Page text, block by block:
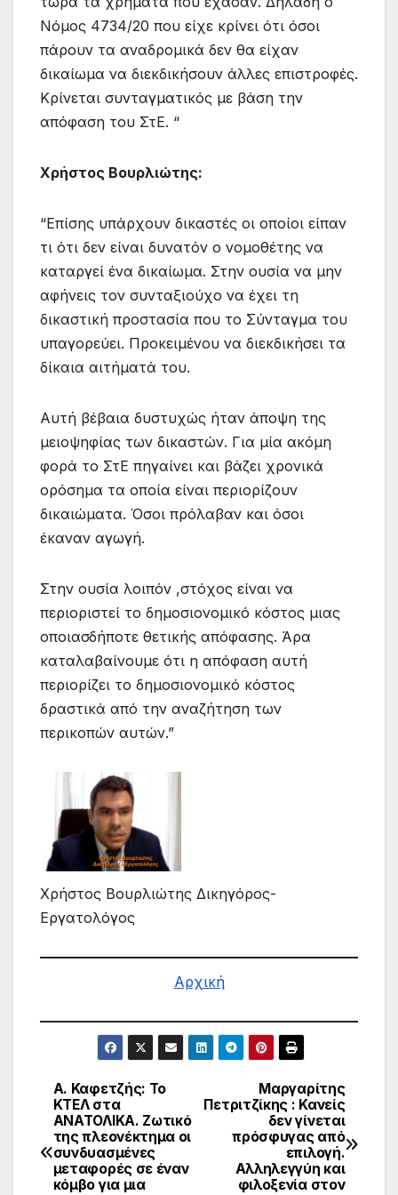
Νόμος 4734/20 που είχε κρίνει ότι όσοι
πάρουν τα αναδρομικά δεν θα είχαν
δικαίωμα να διεκδικήσουν άλλες επιστροφές.
Κρίνεται συνταγματικός με βάση την
απόφαση του ΣτΕ. “
Χρήστος Βουρλιώτης:
“Επίσης υπάρχουν δικαστές οι οποίοι είπαν
τι ότι δεν είναι δυνατόν ο νομοθέτης να
καταργεί ένα δικαίωμα. Στην ουσία να μην
αφήνεις τον συνταξιούχο να έχει τη
δικαστική προστασία που το Σύνταγμα του
υπαγορεύει. Προκειμένου να διεκδικήσει τα
δίκαια αιτήματά του.
Αυτή βέβαια δυστυχώς ήταν άποψη της
μειοψηφίας των δικαστών. Για μία ακόμη
φορά το ΣτΕ πηγαίνει και βάζει χρονικά
ορόσημα τα οποία είναι περιορίζουν
δικαιώματα. Όσοι πρόλαβαν και όσοι
έκαναν αγωγή.
Στην ουσία λοιπόν ,στόχος είναι να
περιοριστεί το δημοσιονομικό κόστος μιας
οποιασδήποτε θετικής απόφασης. Άρα
καταλαβαίνουμε ότι η απόφαση αυτή
περιορίζει το δημοσιονομικό κόστος
δραστικά από την αναζήτηση των
περικοπών αυτών.”
Χρήστος Βουρλιώτης Δικηγόρος-
Εργατολόγος
Αρχική
Πλοήγηση
άρθρων
Μαργαρίτης
Πετριτζίκης : Κανείς
δεν γίνεται
πρόσφυγας από
επιλογή.
Αλληλεγγύη και
φιλοξενία στον
Α. Καφετζής: Το
ΚΤΕΛ στα
ΑΝΑΤΟΛΙΚΑ. Ζωτικό
της πλεονέκτημα οι
συνδυασμένες
μεταφορές σε έναν
κόμβο για μια